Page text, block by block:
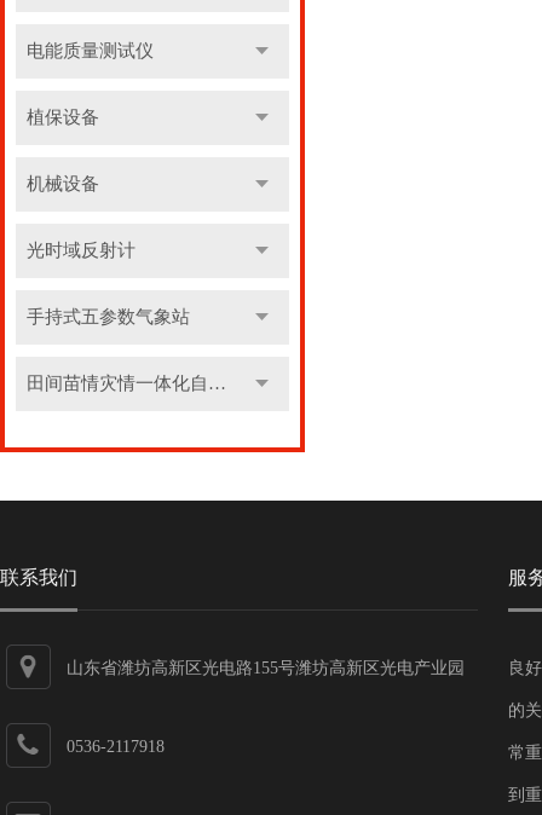
电能质量测试仪
植保设备
机械设备
光时域反射计
手持式五参数气象站
田间苗情灾情一体化自动监测系统
联系我们
山东省潍坊高新区光电路155号潍坊高新区光电产业园
0536-2117918
服
良
的
常
到